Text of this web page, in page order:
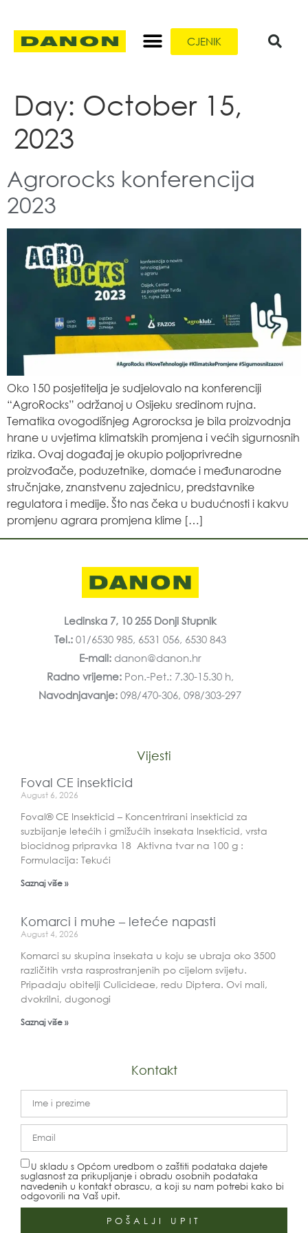
CJENIK
Day: October 15,
2023
Agrorocks konferencija
2023
Oko 150 posjetitelja je sudjelovalo na konferenciji
“AgroRocks” održanoj u Osijeku sredinom rujna.
Tematika ovogodišnjeg Agrorocksa je bila proizvodnja
hrane u uvjetima klimatskih promjena i većih sigurnosnih
rizika. Ovaj događaj je okupio poljoprivredne
proizvođače, poduzetnike, domaće i međunarodne
stručnjake, znanstvenu zajednicu, predstavnike
regulatora i medije. Što nas čeka u budućnosti i kakvu
promjenu agrara promjena klime […]
Ledinska 7, 10 255 Donji Stupnik
Tel.:01/6530 985, 6531 056, 6530 843
E-mail:danon@danon.hr
Radno vrijeme: Pon.-Pet.: 7.30-15.30 h,
Navodnjavanje:098/470-306, 098/303-297
Vijesti
Foval CE insekticid
August 6, 2026
Foval® CE Insekticid – Koncentrirani insekticid za
suzbijanje letećih i gmižućih insekata Insekticid, vrsta
biocidnog pripravka 18 Aktivna tvar na 100 g :
Formulacija: Tekući
Saznaj više »
Komarci i muhe – leteće napasti
August 4, 2026
Komarci su skupina insekata u koju se ubraja oko 3500
različitih vrsta rasprostranjenih po cijelom svijetu.
Pripadaju obitelji Culicideae, redu Diptera. Ovi mali,
dvokrilni, dugonogi
Saznaj više »
Kontakt
U skladu s Općom uredbom o zaštiti podataka dajete
suglasnost za prikupljanje i obradu osobnih podataka
navedenih u kontakt obrascu, a koji su nam potrebi kako bi
odgovorili na Vaš upit.
POŠALJI UPIT